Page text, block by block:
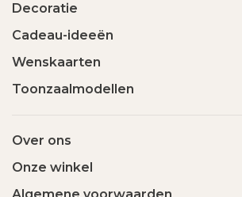
Decoratie
Cadeau-ideeën
Wenskaarten
Toonzaalmodellen
Over ons
Onze winkel